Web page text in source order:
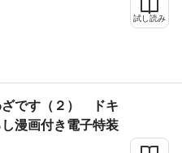
試し読み
ざです（２） ドキ
し漫画付き電子特装